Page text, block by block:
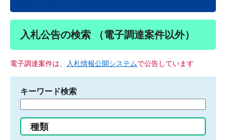
入札公告の検索 （電子調達案件以外）
電子調達案件は、 入札情報公開システムで公告しています
キーワード検索
る
種類